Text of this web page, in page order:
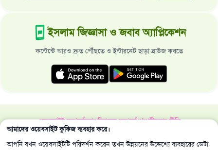
ইসলাম জিজ্ঞাসা ও জবাব অ্যাপ্লিকেশন
কন্টেন্টে আরও দ্রুত পৌঁছতে ও ইন্টারনেট ছাড়া ব্রাউজ করতে
ওয়েবসাইট সম্পর্কেমহাপরিচালক সম্পর্কেগোপনীয়তার নীতি
সর্বস্বত্ব ইসলাম জিজ্ঞাসা ও জবাব ওয়েবসাইট কর্তৃক সংরক্ষিত 1997-2025 ©
আমাদের ওয়েবসাইট কুকিজ ব্যবহার করে।
আপনি যখন ওয়েবসাইটটি পরিদর্শন করেন তখন উন্নয়নের উদ্দেশ্যে ব্যবহারের ডেটা